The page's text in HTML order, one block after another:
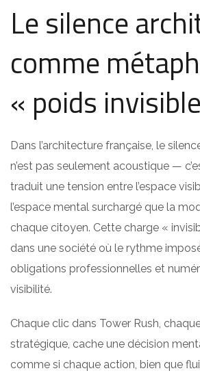
Le silence
comme
« poids
Dans l’architecture française, le
n’est pas seulement acoustique —
traduit une tension entre l’espace
l’espace mental surchargé que la
chaque citoyen. Cette charge «
dans une société où le rythme
obligations professionnelles et
visibilité.
Chaque clic dans Tower Rush,
stratégique, cache une décision
comme si chaque action, bien que